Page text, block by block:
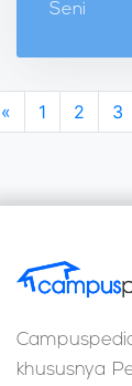
Seni
« 1 2 3
khususnya